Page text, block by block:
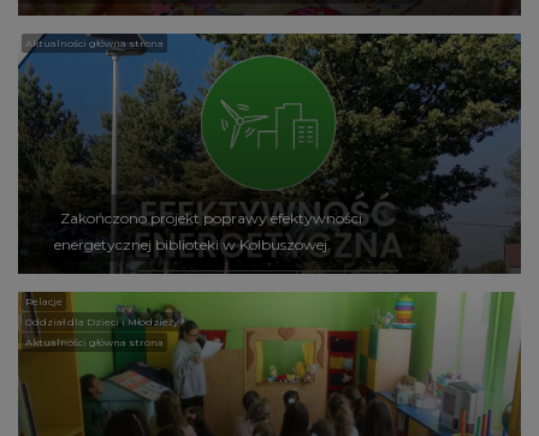
Zakończono projekt poprawy efektywności
energetycznej biblioteki w Kolbuszowej.
Aktualności główna strona
Relacje
Oddział dla Dzieci i Młodzieży
Aktualności główna strona